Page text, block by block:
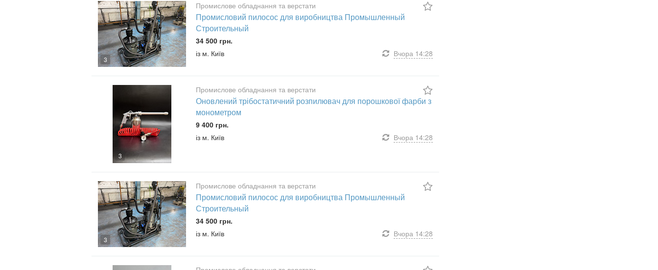
3
Промислове обладнання та верстати
Промисловий пилосос для виробництва Промышленный
Строительный
34 500 грн.
із м. Київ
Вчора 14:28
3
Промислове обладнання та верстати
Оновлений трібостатичний розпилювач для порошкової фарби з
монометром
9 400 грн.
із м. Київ
Вчора 14:28
3
Промислове обладнання та верстати
Промисловий пилосос для виробництва Промышленный
Строительный
34 500 грн.
із м. Київ
Вчора 14:28